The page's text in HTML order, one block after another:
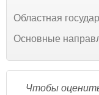
Областная
Основные
Чтобы оценить